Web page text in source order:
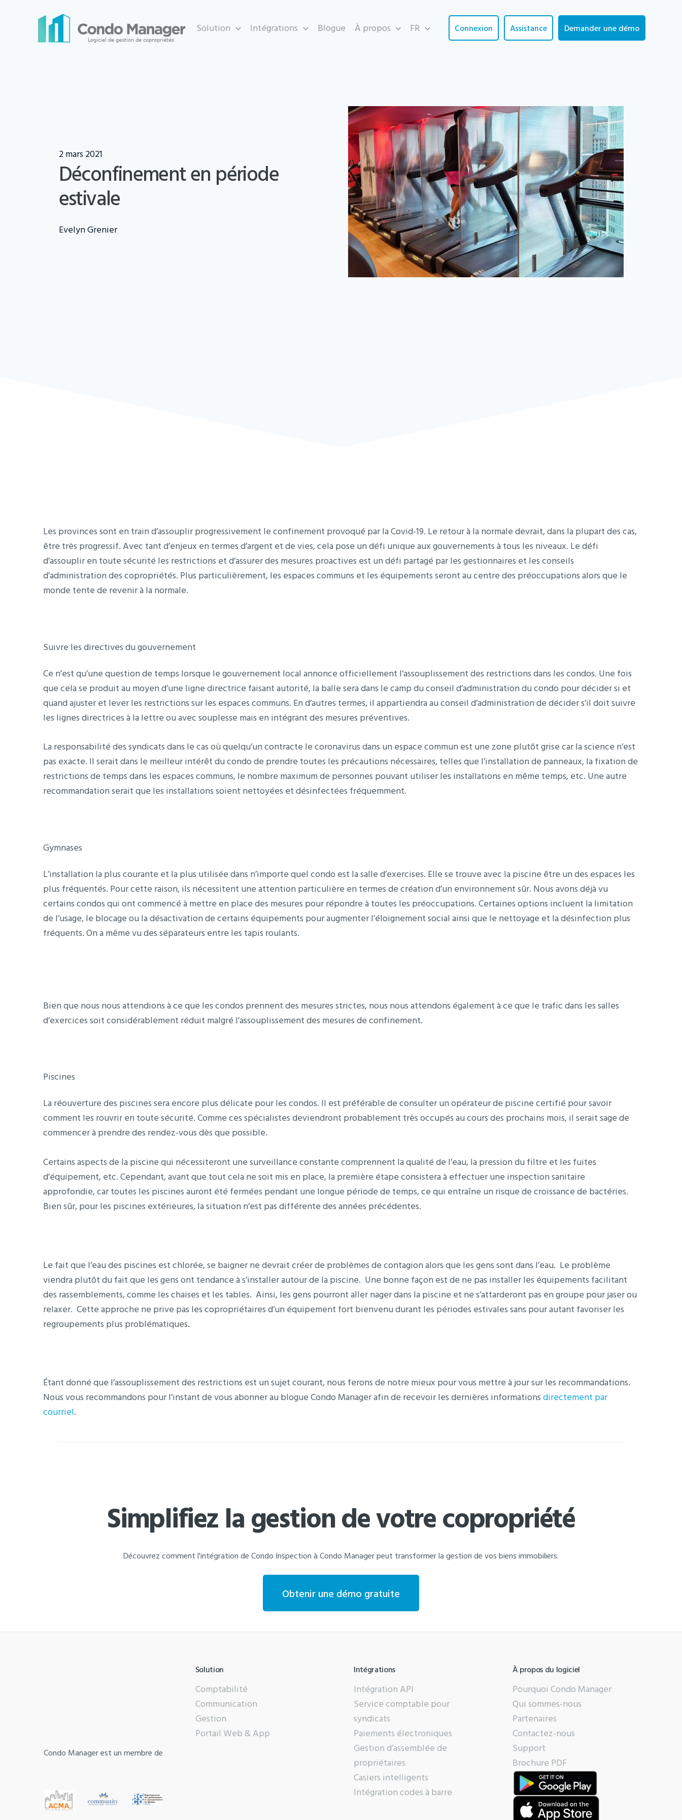
Solution Intégrations Blogue À propos FR Connexion Assistance Demander une démo
2 mars 2021
Déconfinement en période
estivale
Evelyn Grenier
Les provinces sont en train d’assouplir progressivement le confinement provoqué par la Covid-19. Le retour à la normale devrait, dans la plupart des cas,
être très progressif. Avec tant d’enjeux en termes d’argent et de vies, cela pose un défi unique aux gouvernements à tous les niveaux. Le défi
d’assouplir en toute sécurité les restrictions et d’assurer des mesures proactives est un défi partagé par les gestionnaires et les conseils
d’administration des copropriétés. Plus particulièrement, les espaces communs et les équipements seront au centre des préoccupations alors que le
monde tente de revenir à la normale.
Suivre les directives du gouvernement
Ce n’est qu’une question de temps lorsque le gouvernement local annonce officiellement l’assouplissement des restrictions dans les condos. Une fois
que cela se produit au moyen d’une ligne directrice faisant autorité, la balle sera dans le camp du conseil d’administration du condo pour décider si et
quand ajuster et lever les restrictions sur les espaces communs. En d’autres termes, il appartiendra au conseil d’administration de décider s’il doit suivre
les lignes directrices à la lettre ou avec souplesse mais en intégrant des mesures préventives.
La responsabilité des syndicats dans le cas où quelqu’un contracte le coronavirus dans un espace commun est une zone plutôt grise car la science n’est
pas exacte. Il serait dans le meilleur intérêt du condo de prendre toutes les précautions nécessaires, telles que l’installation de panneaux, la fixation de
restrictions de temps dans les espaces communs, le nombre maximum de personnes pouvant utiliser les installations en même temps, etc. Une autre
recommandation serait que les installations soient nettoyées et désinfectées fréquemment.
Gymnases
L’installation la plus courante et la plus utilisée dans n’importe quel condo est la salle d’exercises. Elle se trouve avec la piscine être un des espaces les
plus fréquentés. Pour cette raison, ils nécessitent une attention particulière en termes de création d’un environnement sûr. Nous avons déjà vu
certains condos qui ont commencé à mettre en place des mesures pour répondre à toutes les préoccupations. Certaines options incluent la limitation
de l’usage, le blocage ou la désactivation de certains équipements pour augmenter l’éloignement social ainsi que le nettoyage et la désinfection plus
fréquents. On a même vu des séparateurs entre les tapis roulants.
Bien que nous nous attendions à ce que les condos prennent des mesures strictes, nous nous attendons également à ce que le trafic dans les salles
d’exercices soit considérablement réduit malgré l’assouplissement des mesures de confinement.
Piscines
La réouverture des piscines sera encore plus délicate pour les condos. Il est préférable de consulter un opérateur de piscine certifié pour savoir
comment les rouvrir en toute sécurité. Comme ces spécialistes deviendront probablement très occupés au cours des prochains mois, il serait sage de
commencer à prendre des rendez-vous dès que possible.
Certains aspects de la piscine qui nécessiteront une surveillance constante comprennent la qualité de l’eau, la pression du filtre et les fuites
d’équipement, etc. Cependant, avant que tout cela ne soit mis en place, la première étape consistera à effectuer une inspection sanitaire
approfondie, car toutes les piscines auront été fermées pendant une longue période de temps, ce qui entraîne un risque de croissance de bactéries.
Bien sûr, pour les piscines extérieures, la situation n’est pas différente des années précédentes.
Le fait que l’eau des piscines est chlorée, se baigner ne devrait créer de problèmes de contagion alors que les gens sont dans l’eau. Le problème
viendra plutôt du fait que les gens ont tendance à s’installer autour de la piscine. Une bonne façon est de ne pas installer les équipements facilitant
des rassemblements, comme les chaises et les tables. Ainsi, les gens pourront aller nager dans la piscine et ne s’attarderont pas en groupe pour jaser ou
relaxer. Cette approche ne prive pas les copropriétaires d’un équipement fort bienvenu durant les périodes estivales sans pour autant favoriser les
regroupements plus problématiques.
Étant donné que l’assouplissement des restrictions est un sujet courant, nous ferons de notre mieux pour vous mettre à jour sur les recommandations.
Nous vous recommandons pour l’instant de vous abonner au blogue Condo Manager afin de recevoir les dernières informationsdirectement par
courriel.
Simplifiez la gestion de votre copropriété
Découvrez comment l'intégration de Condo Inspection à Condo Manager peut transformer la gestion de vos biens immobiliers.
Obtenir une démo gratuite
Condo Manager est un membre de
Solution
Comptabilité
Communication
Gestion
Portail Web & App
Intégrations
Intégration API
Service comptable pour
syndicats
Paiements électroniques
Gestion d’assemblée de
propriétaires
Casiers intelligents
Intégration codes à barre
À propos du logiciel
Pourquoi Condo Manager
Qui sommes-nous
Partenaires
Contactez-nous
Support
Brochure PDF